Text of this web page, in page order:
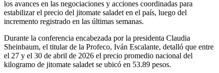
los avances en las negociaciones y acciones coordinadas para
estabilizar el precio del jitomate saladet en el país, luego del
incremento registrado en las últimas semanas.
Durante la conferencia encabezada por la presidenta Claudia
Sheinbaum, el titular de la Profeco, Iván Escalante, detalló que entre
el 27 y el 30 de abril de 2026 el precio promedio nacional del
kilogramo de jitomate saladet se ubicó en 53.89 pesos.